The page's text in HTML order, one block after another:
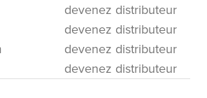
devenez distributeur
devenez distributeur
devenez distributeur
devenez distributeur